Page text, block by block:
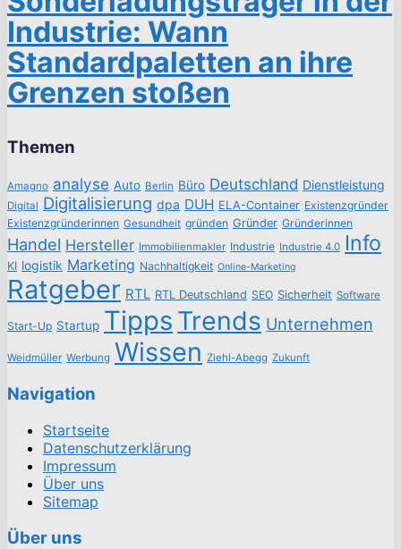
Industrie: Wann
Standardpaletten an ihre
Grenzen stoßen
Themen
Amagno analyse Auto Berlin Büro Deutschland Dienstleistung
Digital Digitalisierung dpa DUH ELA-Container Existenzgründer
Existenzgründerinnen Gesundheit gründen Gründer Gründerinnen
Handel Hersteller Immobilienmakler Industrie Industrie 4.0 Info
KI logistik Marketing Nachhaltigkeit Online-Marketing
Ratgeber RTL RTL Deutschland SEO Sicherheit Software
Start-Up Startup Tipps Trends Unternehmen
Weidmüller Werbung Wissen Ziehl-Abegg Zukunft
Navigation
Startseite
Datenschutzerklärung
Impressum
Über uns
Sitemap
Über uns